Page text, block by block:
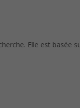
Elle est basée